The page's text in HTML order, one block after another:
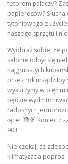
fetorem palaczy?
papierosów?
tytoniowego z
naszego sprzętu i
Wyobraź sobie, że
salonie odbył się
najgrubszych
przez rok
wykurzymy w pięć
będzie
radosnych
łące!
Koniec z
90.!
Nie czekaj, aż
klimatyzacja